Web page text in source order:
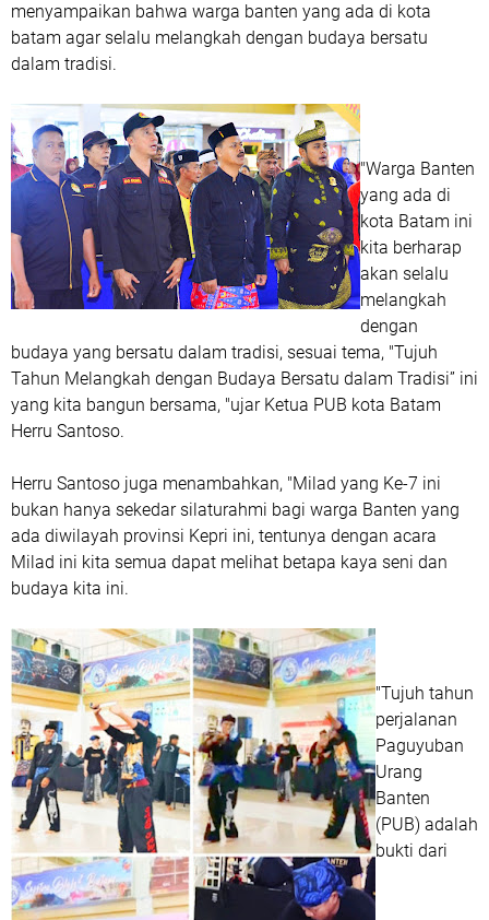
menyampaikan bahwa warga banten yang ada di kota
batam agar selalu melangkah dengan budaya bersatu
dalam tradisi.
"Warga Banten
yang ada di
kota Batam ini
kita berharap
akan selalu
melangkah
dengan
budaya yang bersatu dalam tradisi, sesuai tema, "Tujuh
Tahun Melangkah dengan Budaya Bersatu dalam Tradisi” ini
yang kita bangun bersama, "ujar Ketua PUB kota Batam
Herru Santoso.
Herru Santoso juga menambahkan, "Milad yang Ke-7 ini
bukan hanya sekedar silaturahmi bagi warga Banten yang
ada diwilayah provinsi Kepri ini, tentunya dengan acara
Milad ini kita semua dapat melihat betapa kaya seni dan
budaya kita ini.
"Tujuh tahun
perjalanan
Paguyuban
Urang
Banten
(PUB) adalah
bukti dari